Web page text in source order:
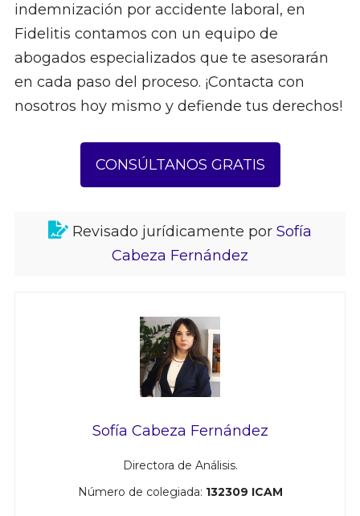
indemnización por accidente laboral, en
Fidelitis contamos con un equipo de
abogados especializados que te asesorarán
en cada paso del proceso. ¡Contacta con
nosotros hoy mismo y defiende tus derechos!
CONSÚLTANOS GRATIS
Revisado jurídicamente por Sofía
Cabeza Fernández
Sofía Cabeza Fernández
Directora de Análisis.
Número de colegiada: 132309 ICAM